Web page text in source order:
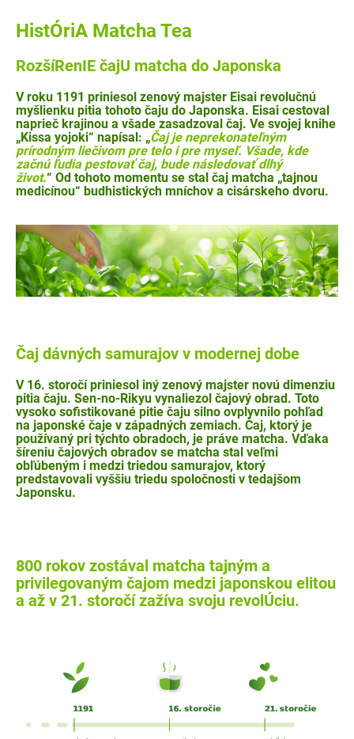
HistÓriA Matcha Tea
RozšíRenIE čajU matcha do Japonska
V roku 1191 priniesol zenový majster Eisai revolučnú
myšlienku pitia tohoto čaju do Japonska. Eisai cestoval
naprieč krajinou a všade zasadzoval čaj. Ve svojej knihe
„Kissa yojoki“ napísal: „Čaj je neprekonateľným
prírodným liečivom pre telo i pre myseľ. Všade, kde
začnú ľudia pestovať čaj, bude následovať dlhý
život.“ Od tohoto momentu se stal čaj matcha „tajnou
medicínou“ budhistických mníchov a cisárskeho dvoru.
Čaj dávných samurajov v modernej dobe
V 16. storočí priniesol iný zenový majster novú dimenziu
pitia čaju. Sen-no-Rikyu vynaliezol čajový obrad. Toto
vysoko sofistikované pitie čaju silno ovplyvnilo pohľad
na japonské čaje v západných zemiach. Čaj, ktorý je
používaný pri týchto obradoch, je práve matcha. Vďaka
šíreniu čajových obradov se matcha stal veľmi
obľúbeným i medzi triedou samurajov, ktorý
predstavovali vyššiu triedu spoločnosti v tedajšom
Japonsku.
800 rokov zostával matcha tajným a
privilegovaným čajom medzi japonskou elitou
a až v 21. storočí zažíva svoju revolÚciu.